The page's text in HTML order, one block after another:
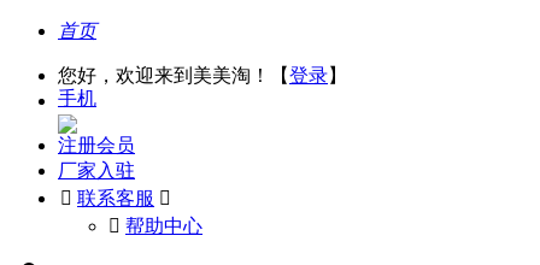
首页
您好，欢迎来到美美淘！【登录】
手机
注册会员
厂家入驻
 联系客服 
󰅃 帮助中心